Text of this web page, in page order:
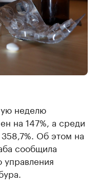
неделю
на 147%, а среди
Об этом на
сообщила
управления